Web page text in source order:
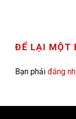
ĐỂ LẠI MỘT
Bạn phải đăng